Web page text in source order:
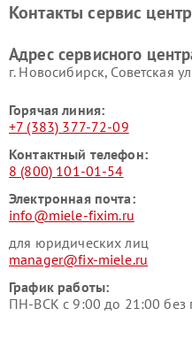
Miele
Miele
Контакты сервис
Адрес сервисного
г. Новосибирск, Советская
Горячая линия:
+7 (383) 377-72-09
Контактный телефон:
8 (800) 101-01-54
Электронная почта:
info@miele-fixim.ru
для юридических лиц
manager@fix-miele.ru
График работы:
ПН-ВСК с 9:00 до 21:00